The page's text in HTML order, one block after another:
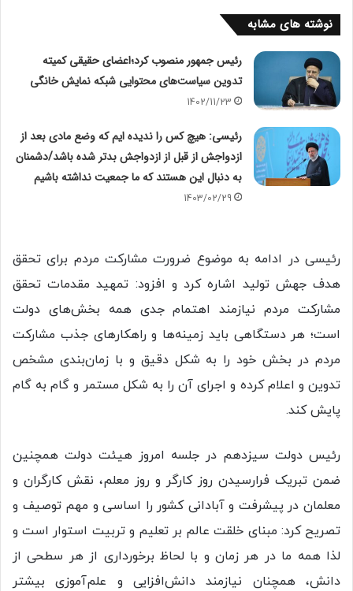
نوشته های مشابه
رئیس جمهور منصوب کرد؛اعضای حقیقی کمیته
تدوین سیاست‌های محتوایی شبکه نمایش خانگی
1402/11/23
رئیسی: هیچ کس را ندیده ایم که وضع مادی بعد از
ازدواجش از قبل از ازدواجش بدتر شده باشد/دشمنان
به دنبال این هستند که ما جمعیت نداشته باشیم
1403/02/29
رئیسی در ادامه به موضوع ضرورت مشارکت مردم برای تحقق
هدف جهش تولید اشاره کرد و افزود: تمهید مقدمات تحقق
مشارکت مردم نیازمند اهتمام جدی همه بخش‌های دولت
است؛ هر دستگاهی باید زمینه‌ها و راهکارهای جذب مشارکت
مردم در بخش خود را به شکل دقیق و با زمان‌بندی مشخص
تدوین و اعلام کرده و اجرای آن را به شکل مستمر و گام به گام
پایش کند.
رئیس دولت سیزدهم در جلسه امروز هیئت دولت همچنین
ضمن تبریک فرارسیدن روز کارگر و روز معلم، نقش کارگران و
معلمان در پیشرفت و آبادانی کشور را اساسی و مهم توصیف و
تصریح کرد: مبنای خلقت عالم بر تعلیم و تربیت استوار است و
لذا همه ما در هر زمان و با لحاظ برخورداری از هر سطحی از
دانش، همچنان نیازمند دانش‌افزایی و علم‌آموزی بیشتر